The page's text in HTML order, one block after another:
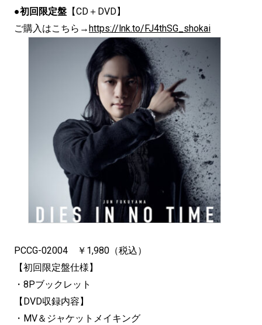
●初回限定盤 【CD＋DVD】
ご購入はこちら→https://lnk.to/FJ4thSG_shokai
PCCG-02004 ￥1,980（税込）
【初回限定盤仕様】
・8Pブックレット
【DVD収録内容】
・MV＆ジャケットメイキング